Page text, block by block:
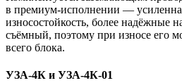
в премиум-исполнении —
износостойкость, более надёжные
съёмный, поэтому при износе его
всего блока.
УЗА-4К и УЗА-4К-01